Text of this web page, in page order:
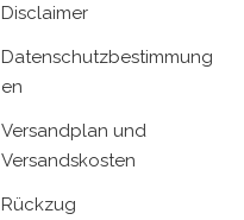
Disclaimer
Datenschutzbestimmung
en
Versandplan und
Versandskosten
Rückzug